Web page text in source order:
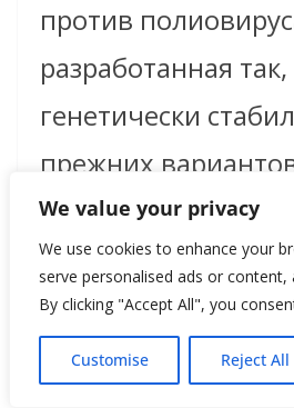
We value your privacy
We use cookies to enhance your
serve personalised ads or
By clicking "Accept All", you
Customise Reject All
против
разработанная
генетически
прежних
2026 года Reuters
что WHO
квалифицировала
nOPV2, что